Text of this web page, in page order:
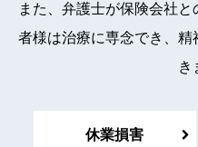
また、弁護士が保険会社
者様は治療に専念でき、
き
休業損害